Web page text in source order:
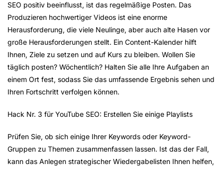
SEO positiv beeinflusst, ist das regelmäßige Posten. Das
Produzieren hochwertiger Videos ist eine enorme
Herausforderung, die viele Neulinge, aber auch alte Hasen vor
große Herausforderungen stellt. Ein Content-Kalender hilft
Ihnen, Ziele zu setzen und auf Kurs zu bleiben. Wollen Sie
täglich posten? Wöchentlich? Halten Sie alle Ihre Aufgaben an
einem Ort fest, sodass Sie das umfassende Ergebnis sehen und
Ihren Fortschritt verfolgen können.
Hack Nr. 3 für YouTube SEO: Erstellen Sie einige Playlists
Prüfen Sie, ob sich einige Ihrer Keywords oder Keyword-
Gruppen zu Themen zusammenfassen lassen. Ist das der Fall,
kann das Anlegen strategischer Wiedergabelisten Ihnen helfen,